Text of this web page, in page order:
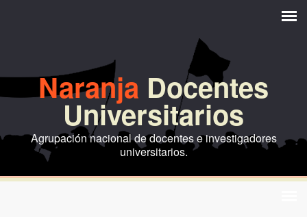
Naranja Docentes
Universitarios
Agrupación nacional de docentes e investigadores
universitarios.